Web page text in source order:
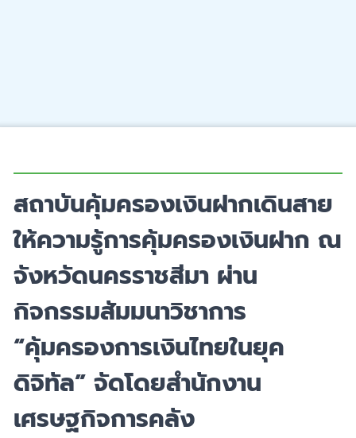
สถาบันคุ้มครองเงินฝากเดินสาย
ให้ความรู้การคุ้มครองเงินฝาก ณ
จังหวัดนครราชสีมา ผ่าน
กิจกรรมสัมมนาวิชาการ
“คุ้มครองการเงินไทยในยุค
ดิจิทัล” จัดโดยสำนักงาน
เศรษฐกิจการคลัง